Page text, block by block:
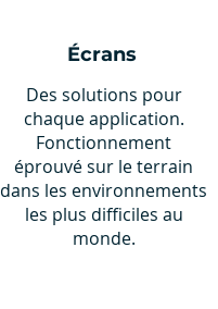
Écrans
Des solutions pour
chaque application.
Fonctionnement
éprouvé sur le terrain
dans les environnements
les plus difficiles au
monde.